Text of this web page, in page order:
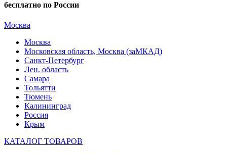
бесплатно по России
Москва
Москва
Московская область, Москва (заМКАД)
Санкт-Петербург
Лен. область
Самара
Тольятти
Тюмень
Калининград
Россия
Крым
КАТАЛОГ ТОВАРОВ